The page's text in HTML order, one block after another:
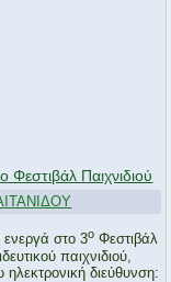
Φεστιβάλ Παιχνιδιού
ενεργά στο 3ο Φεστιβάλ
παιχνιδιού,
διεύθυνση: